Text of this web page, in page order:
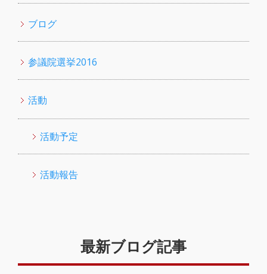
ブログ
参議院選挙2016
活動
活動予定
活動報告
最新ブログ記事